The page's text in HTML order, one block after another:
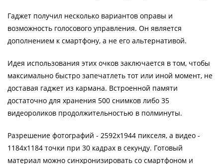
Гаджет получил несколько вариантов оправы и
возможность голосового управления. Он является
дополнением к смартфону, а не его альтернативой.
Идея использования этих очков заключается в том, чтобы
максимально быстро запечатлеть тот или иной момент, не
доставая гаджет из кармана. Встроенной памяти
достаточно для хранения 500 снимков либо 35
видеороликов продолжительностью в полминуты.
Разрешение фотографий - 2592х1944 пикселя, а видео -
1184х1184 точки при 30 кадрах в секунду. Готовый
материал можно синхронизировать со смартфоном и